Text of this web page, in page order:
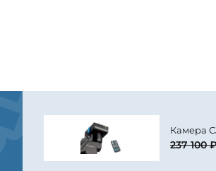
Камера
237 100